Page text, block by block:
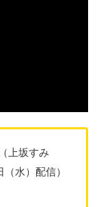
上坂すみ
水）配信）